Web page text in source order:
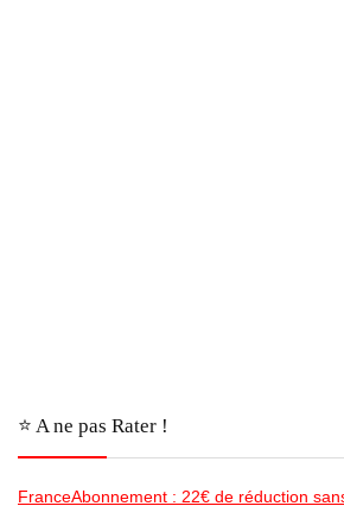
⭐️ A ne pas Rater !
FranceAbonnement : 22€ de réduction